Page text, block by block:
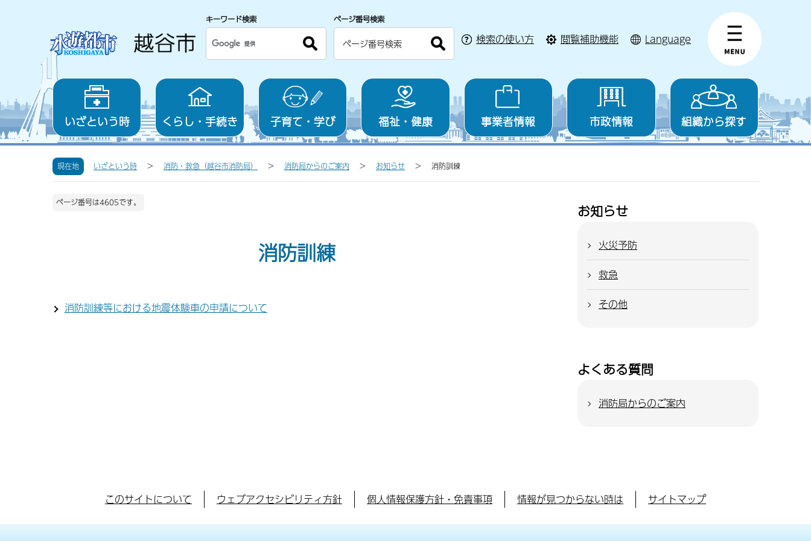
キーワード検索 ページ番号検索
検索の使い方 閲覧補助機能 Language
いざという時 くらし・手続き 子育て・学び 福祉・健康 事業者情報 市政情報 組織から探す
現在地 いざという時 消防・救急（越谷市消防局） 消防局からのご案内 お知らせ 消防訓練
ページ番号は4605です。
消防訓練
消防訓練等における地震体験車の申請について
お知らせ
火災予防
救急
その他
よくある質問
消防局からのご案内
このサイトについて ウェブアクセシビリティ方針 個人情報保護方針・免責事項 情報が見つからない時は サイトマップ